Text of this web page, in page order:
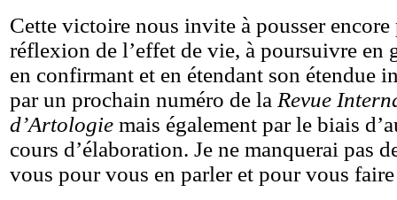
Cette victoire nous invite à pousser
réflexion de l’effet de vie, à poursuivre en
en confirmant et en étendant son étendue
par un prochain numéro de la Revue
d’Artologie mais également par le biais
cours d’élaboration. Je ne manquerai pas
vous pour vous en parler et pour vous